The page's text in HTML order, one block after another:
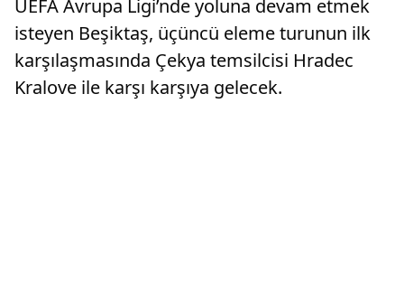
UEFA Avrupa Ligi’nde yoluna devam etmek
isteyen Beşiktaş, üçüncü eleme turunun ilk
karşılaşmasında Çekya temsilcisi Hradec
Kralove ile karşı karşıya gelecek.